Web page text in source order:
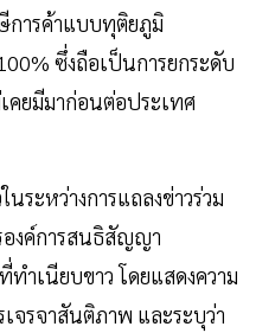
การค้าแบบทุติยภูมิ
ซึ่งถือเป็นการยกระดับ
คยมีมาก่อนต่อประเทศ
ระหว่างการแถลงข่าวร่วม
องค์การสนธิสัญญา
ำเนียบขาว โดยแสดงความ
จรจาสันติภาพ และระบุว่า